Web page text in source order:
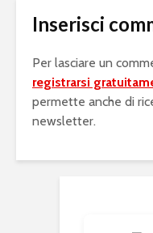
Inserisci
Per lasciare un
registrarsi
permette anche di
newsletter.